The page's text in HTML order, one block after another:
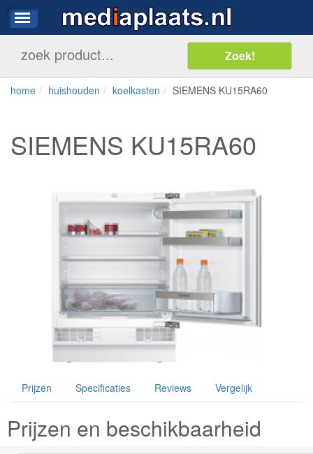
home huishouden koelkasten SIEMENS KU15RA60
SIEMENS KU15RA60
Prijzen Specificaties Reviews Vergelijk
Prijzen en beschikbaarheid